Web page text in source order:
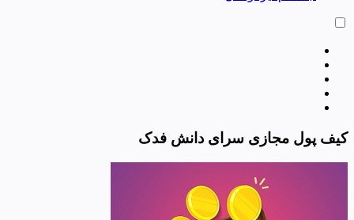
کیف پول مجازی سرای دانش فدک